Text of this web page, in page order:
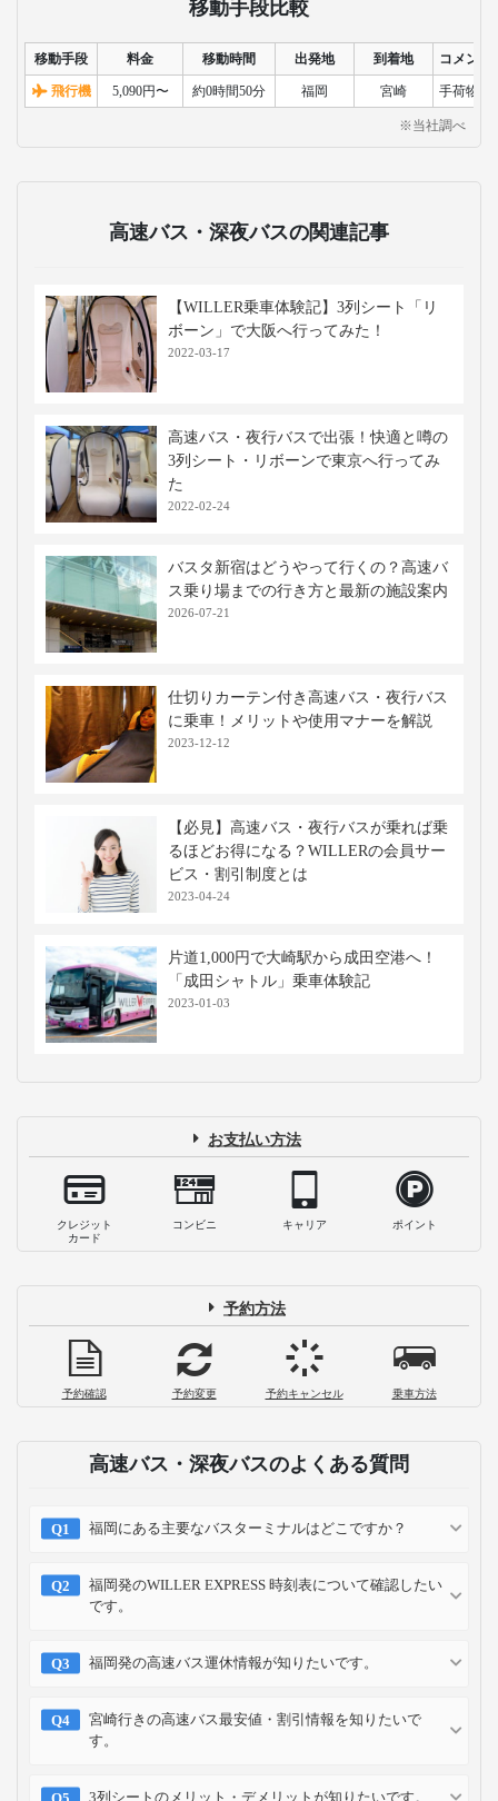
移動手段比較
移動手段 料金 移動時間 出発地 到着地 コメント
飛行機 5,090円〜 約0時間50分 福岡 宮崎 手荷物検
※当社調べ
高速バス・深夜バスの関連記事
【WILLER乗車体験記】3列シート「リ
ボーン」で大阪へ行ってみた！
2022-03-17
高速バス・夜行バスで出張！快適と噂の
3列シート・リボーンで東京へ行ってみ
た
2022-02-24
バスタ新宿はどうやって行くの？高速バ
ス乗り場までの行き方と最新の施設案内
2026-07-21
仕切りカーテン付き高速バス・夜行バス
に乗車！メリットや使用マナーを解説
2023-12-12
【必見】高速バス・夜行バスが乗れば乗
るほどお得になる？WILLERの会員サー
ビス・割引制度とは
2023-04-24
片道1,000円で大崎駅から成田空港へ！
「成田シャトル」乗車体験記
2023-01-03
お支払い方法
クレジット
カード
コンビニ キャリア ポイント
予約方法
予約確認 予約変更 予約キャンセル 乗車方法
高速バス・深夜バスのよくある質問
福岡にある主要なバスターミナルはどこですか？
福岡発のWILLER EXPRESS 時刻表について確認したい
です。
福岡発の高速バス運休情報が知りたいです。
宮崎行きの高速バス最安値・割引情報を知りたいで
す。
3列シートのメリット・デメリットが知りたいです。